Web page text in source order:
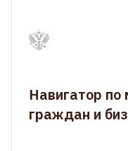
Навигатор
граждан и